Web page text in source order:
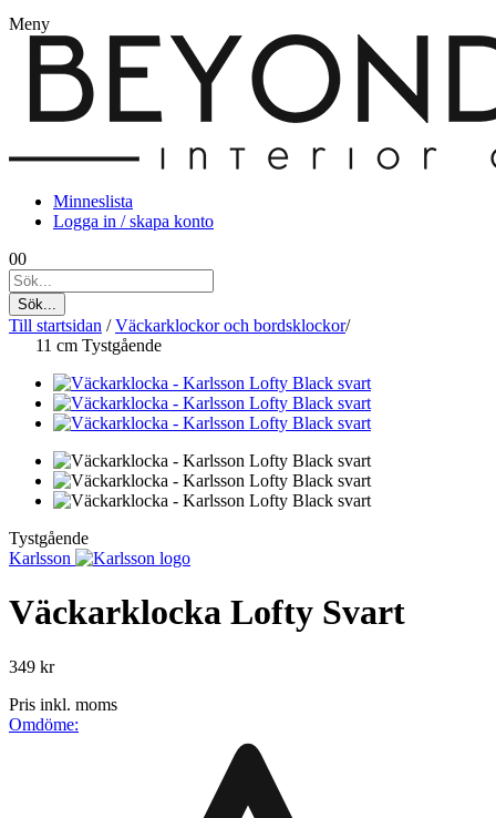
Meny
Minneslista
Logga in / skapa konto
00
Sök...
Till startsidan / Väckarklockor och bordsklockor/
11 cm Tystgående
Tystgående
Karlsson
Väckarklocka Lofty Svart
349 kr
Pris inkl. moms
Omdöme: